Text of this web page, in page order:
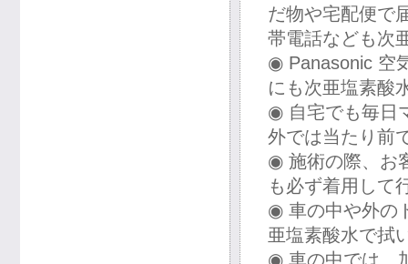
だ物や宅配便で
帯電話なども次
◉ Panasonic 空
にも次亜塩素酸
◉ 自宅でも毎日
外では当たり前
◉ 施術の際、お
も必ず着用して
◉ 車の中や外の
亜塩素酸水で拭
◉ 車の中では、